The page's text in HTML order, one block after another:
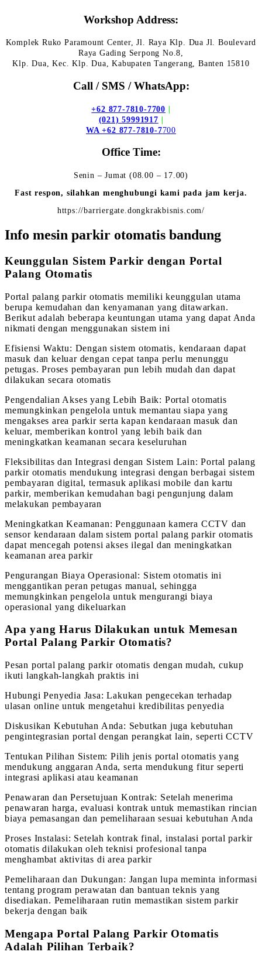
Workshop Address:
Komplek Ruko Paramount Center, Jl. Raya Klp. Dua Jl. Boulevard
Raya Gading Serpong No.8,
Klp. Dua, Kec. Klp. Dua, Kabupaten Tangerang, Banten 15810
Call / SMS / WhatsApp:
+62 877-7810-7700 |
(021) 59991917 |
WA +62 877-7810-7700
Office Time:
Senin – Jumat (08.00 – 17.00)
Fast respon, silahkan menghubungi kami pada jam kerja.
https://barriergate.dongkrakbisnis.com/
Info mesin parkir otomatis bandung
Keunggulan Sistem Parkir dengan Portal
Palang Otomatis
Portal palang parkir otomatis memiliki keunggulan utama
berupa kemudahan dan kenyamanan yang ditawarkan.
Berikut adalah beberapa keuntungan utama yang dapat Anda
nikmati dengan menggunakan sistem ini
Efisiensi Waktu: Dengan sistem otomatis, kendaraan dapat
masuk dan keluar dengan cepat tanpa perlu menunggu
petugas. Proses pembayaran pun lebih mudah dan dapat
dilakukan secara otomatis
Pengendalian Akses yang Lebih Baik: Portal otomatis
memungkinkan pengelola untuk memantau siapa yang
mengakses area parkir serta kapan kendaraan masuk dan
keluar, memberikan kontrol yang lebih baik dan
meningkatkan keamanan secara keseluruhan
Fleksibilitas dan Integrasi dengan Sistem Lain: Portal palang
parkir otomatis mendukung integrasi dengan berbagai sistem
pembayaran digital, termasuk aplikasi mobile dan kartu
parkir, memberikan kemudahan bagi pengunjung dalam
melakukan pembayaran
Meningkatkan Keamanan: Penggunaan kamera CCTV dan
sensor kendaraan dalam sistem portal palang parkir otomatis
dapat mencegah potensi akses ilegal dan meningkatkan
keamanan area parkir
Pengurangan Biaya Operasional: Sistem otomatis ini
menggantikan peran petugas manual, sehingga
memungkinkan pengelola untuk mengurangi biaya
operasional yang dikeluarkan
Apa yang Harus Dilakukan untuk Memesan
Portal Palang Parkir Otomatis?
Pesan portal palang parkir otomatis dengan mudah, cukup
ikuti langkah-langkah praktis ini
Hubungi Penyedia Jasa: Lakukan pengecekan terhadap
ulasan online untuk mengetahui kredibilitas penyedia
Diskusikan Kebutuhan Anda: Sebutkan juga kebutuhan
pengintegrasian portal dengan perangkat lain, seperti CCTV
Tentukan Pilihan Sistem: Pilih jenis portal otomatis yang
mendukung anggaran Anda, serta mendukung fitur seperti
integrasi aplikasi atau keamanan
Penawaran dan Persetujuan Kontrak: Setelah menerima
penawaran harga, evaluasi kontrak untuk memastikan rincian
biaya pemasangan dan pemeliharaan sesuai kebutuhan Anda
Proses Instalasi: Setelah kontrak final, instalasi portal parkir
otomatis dilakukan oleh teknisi profesional tanpa
menghambat aktivitas di area parkir
Pemeliharaan dan Dukungan: Jangan lupa meminta informasi
tentang program perawatan dan bantuan teknis yang
disediakan. Pemeliharaan rutin memastikan sistem parkir
bekerja dengan baik
Mengapa Portal Palang Parkir Otomatis
Adalah Pilihan Terbaik?